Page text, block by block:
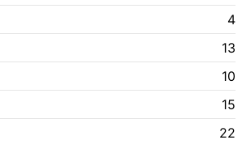
4
13
10
15
22